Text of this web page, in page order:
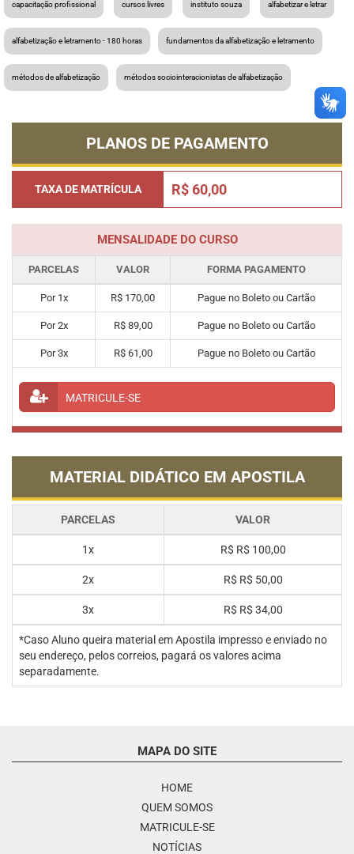
capacitação profissional cursos livres instituto souza alfabetizar e letrar
alfabetização e letramento - 180 horas fundamentos da alfabetização e letramento
métodos de alfabetização métodos sociointeracionistas de alfabetização
PLANOS DE PAGAMENTO
TAXA DE MATRÍCULA R$ 60,00
MENSALIDADE DO CURSO
PARCELAS VALOR FORMA PAGAMENTO
Por 1x R$ 170,00 Pague no Boleto ou Cartão
Por 2x R$ 89,00 Pague no Boleto ou Cartão
Por 3x R$ 61,00 Pague no Boleto ou Cartão
MATRICULE-SE
MATERIAL DIDÁTICO EM APOSTILA
PARCELAS VALOR
1x R$ R$ 100,00
2x R$ R$ 50,00
3x R$ R$ 34,00
*Caso Aluno queira material em Apostila impresso e enviado no
seu endereço, pelos correios, pagará os valores acima
separadamente.
MAPA DO SITE
HOME
QUEM SOMOS
MATRICULE-SE
NOTÍCIAS